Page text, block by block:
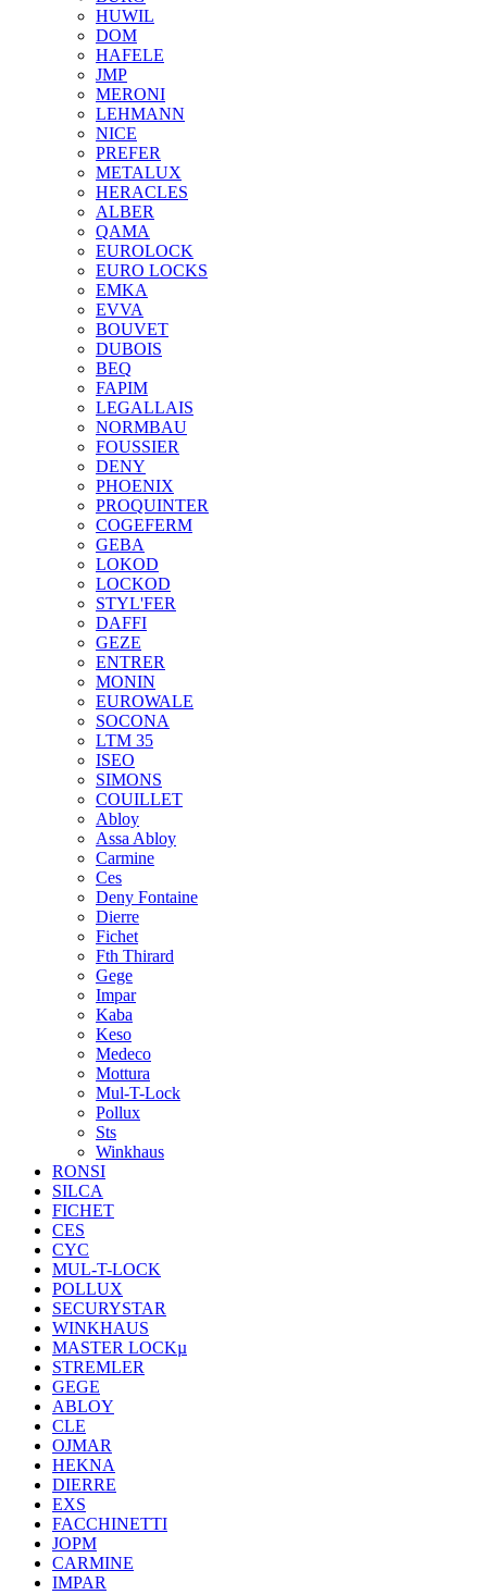
HUWIL
DOM
HAFELE
JMP
MERONI
LEHMANN
NICE
PREFER
METALUX
HERACLES
ALBER
QAMA
EUROLOCK
EURO LOCKS
EMKA
EVVA
BOUVET
DUBOIS
BEQ
FAPIM
LEGALLAIS
NORMBAU
FOUSSIER
DENY
PHOENIX
PROQUINTER
COGEFERM
GEBA
LOKOD
LOCKOD
STYL'FER
DAFFI
GEZE
ENTRER
MONIN
EUROWALE
SOCONA
LTM 35
ISEO
SIMONS
COUILLET
Abloy
Assa Abloy
Carmine
Ces
Deny Fontaine
Dierre
Fichet
Fth Thirard
Gege
Impar
Kaba
Keso
Medeco
Mottura
Mul-T-Lock
Pollux
Sts
Winkhaus
RONSI
SILCA
FICHET
CES
CYC
MUL-T-LOCK
POLLUX
SECURYSTAR
WINKHAUS
MASTER LOCKµ
STREMLER
GEGE
ABLOY
CLE
OJMAR
HEKNA
DIERRE
EXS
FACCHINETTI
JOPM
CARMINE
IMPAR